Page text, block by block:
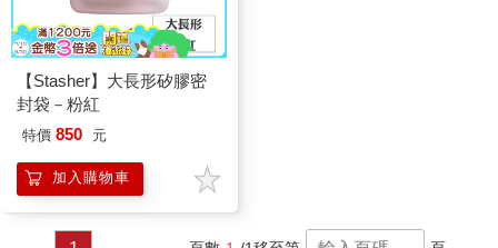
【Stasher】大長形矽膠密
封袋－粉紅
特價 850 元
加入購物車